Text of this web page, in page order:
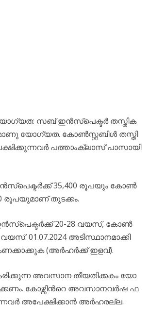
സ​ബ് ഇ​ൻ​സ്പെ​ക്ട​ർ ത​സ്തി​ക​
യോ​ഗ്യ​ത. കോ​ണ്‍​സ്റ്റ​ബി​ൾ ത​സ്തി​
പ​ത്താം​ക്ലാ​സ് പാ​സാ​യി​
35,400 രൂ​പ​യും കോ​ണ്‍​
രൂ​പ​യു​മാ​ണ് തു​ട​ക്കം.
20-28 വ​യ​സ്, കോ​ണ്‍​
വ​യ​സ്. 01.07.2024 അ​ടി​സ്ഥാ​ന​മാ​ക്കി​
(അ​ർ​ഹ​ർ​ക്ക് ഇ​ള​വ്).
അ​വ​സാ​ന തീ​യ​തി​ക്ക​കം യോ​
കോ​ഴ്സി​ന്‍റെ അ​വ​സാ​ന​വ​ർ​ഷ ഫ​
അ​പേ​ക്ഷി​ക്കാ​ൻ അ​ർ​ഹ​ര​ല്ല.